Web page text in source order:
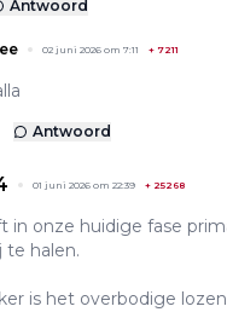
Antwoord
02 juni 2026 om 7:11 + 7211
Antwoord
01 juni 2026 om 22:39 + 25268
in onze huidige fase
te halen.
is het overbodige